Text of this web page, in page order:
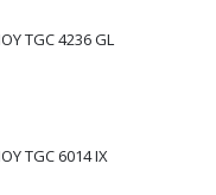
TGC 4236 GL
TGC 6014 IX